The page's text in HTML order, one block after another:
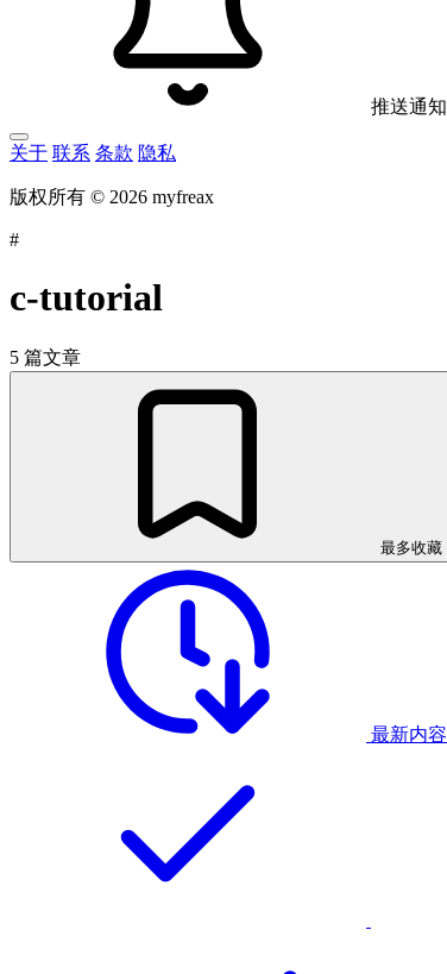
推送通知
关于 联系 条款 隐私
版权所有 © 2026 myfreax
#
c-tutorial
5 篇文章
最多收藏
最新内容